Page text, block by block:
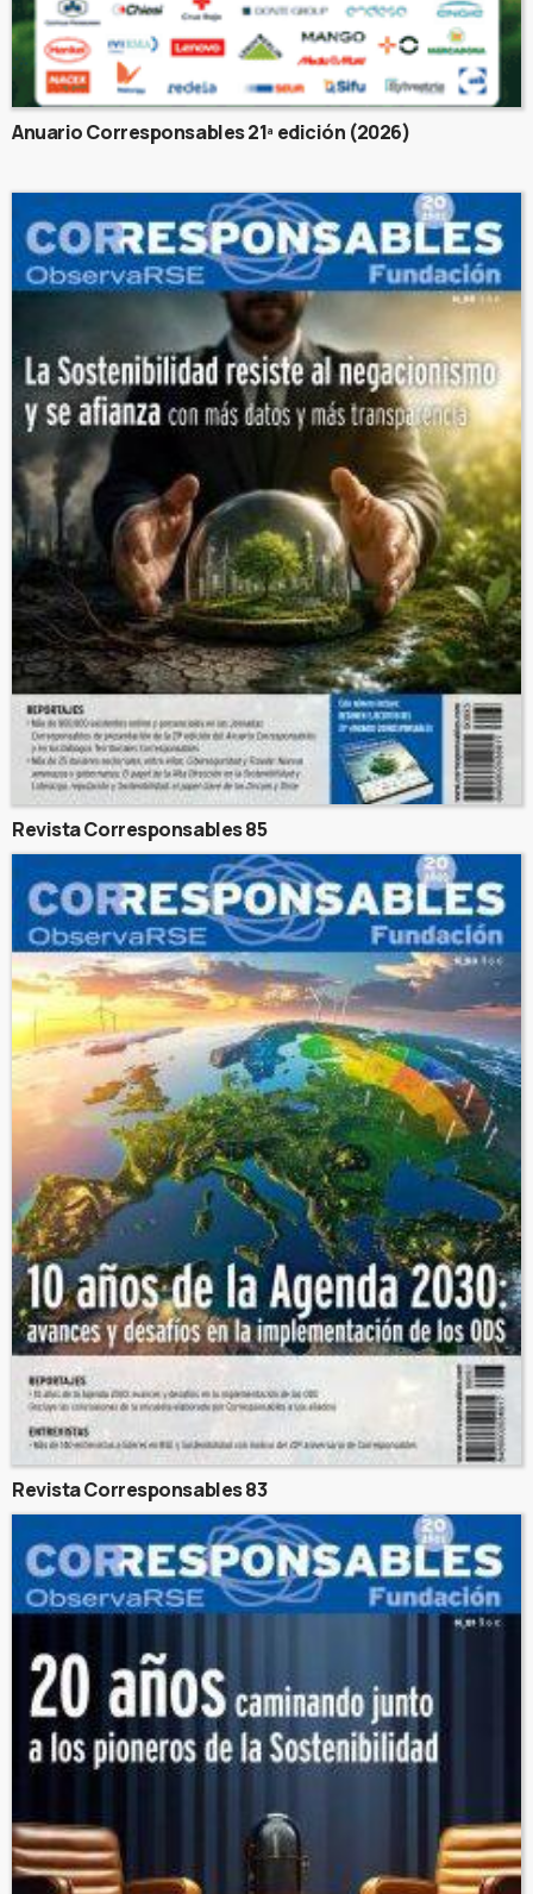
Anuario Corresponsables 21ª edición (2026)
Revista Corresponsables 85
Revista Corresponsables 83